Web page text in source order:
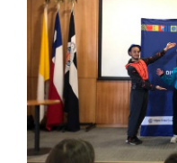
Estudiantes
Académicos
Funcionarios
Alumni